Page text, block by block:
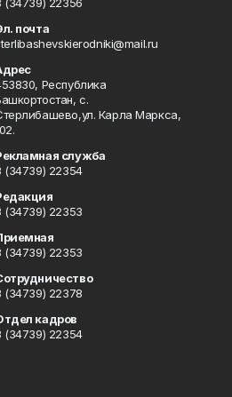
почта
Республика
c.
Карла Маркса,
служба
(34739) 22354
(34739) 22353
(34739) 22353
(34739) 22378
кадров
(34739) 22354